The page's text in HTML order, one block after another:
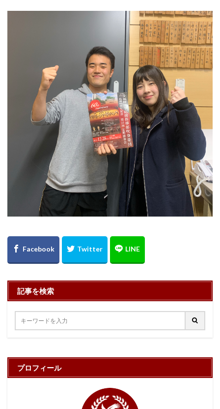
記事を検索
プロフィール